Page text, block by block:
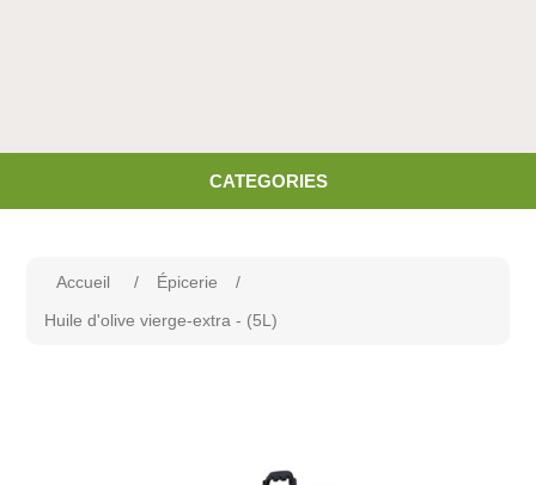
CATEGORIES
Accueil / Épicerie
/
Huile d'olive vierge-extra - (5L)